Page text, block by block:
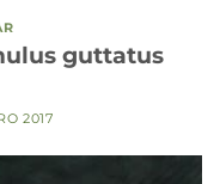
guttatus
2017